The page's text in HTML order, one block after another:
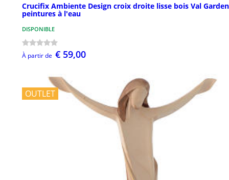
Crucifix Ambiente Design croix droite lisse bois Val
peintures à l'eau
DISPONIBLE
À partir de € 59,00
OUTLET